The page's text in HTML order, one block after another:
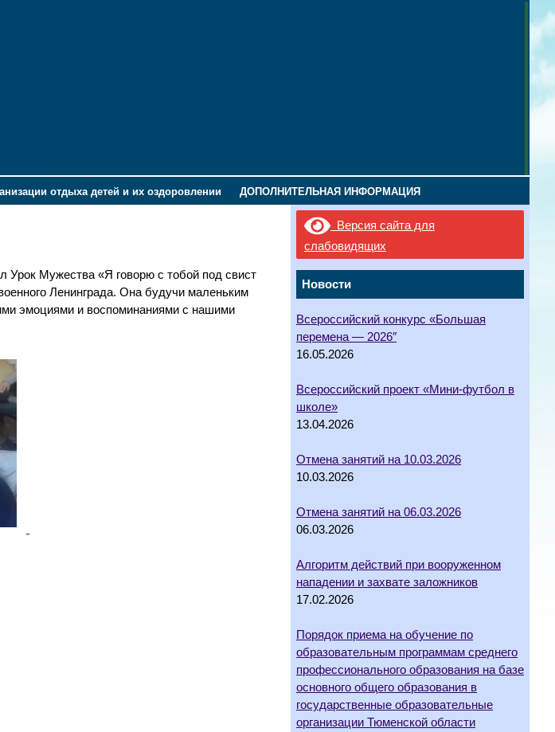
отдыха детей и их оздоровлении ДОПОЛНИТЕЛЬНАЯ ИНФОРМАЦИЯ
Версия сайта для
слабовидящих
Новости
Всероссийский конкурс «Большая
перемена — 2026″
16.05.2026
Всероссийский проект «Мини-футбол в
школе»
13.04.2026
Отмена занятий на 10.03.2026
10.03.2026
Отмена занятий на 06.03.2026
06.03.2026
Алгоритм действий при вооруженном
нападении и захвате заложников
17.02.2026
Порядок приема на обучение по
образовательным программам среднего
профессионального образования на базе
основного общего образования в
государственные образовательные
организации Тюменской области
Мужества «Я говорю с тобой под свист
Ленинграда. Она будучи маленьким
эмоциями и воспоминаниями с нашими